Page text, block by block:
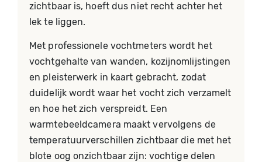
zichtbaar is, hoeft dus niet recht achter het
lek te liggen.
Met professionele vochtmeters wordt het
vochtgehalte van wanden, kozijnomlijstingen
en pleisterwerk in kaart gebracht, zodat
duidelijk wordt waar het vocht zich verzamelt
en hoe het zich verspreidt. Een
warmtebeeldcamera maakt vervolgens de
temperatuurverschillen zichtbaar die met het
blote oog onzichtbaar zijn: vochtige delen